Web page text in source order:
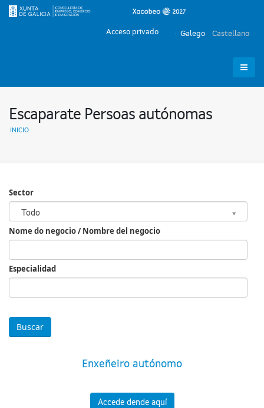
Galego Castellano
Acceso privado
Escaparate Persoas autónomas
INICIO
Sector
Todo
Sector
Nome do negocio / Nombre del negocio
Especialidad
Enxeñeiro autónomo
Accede dende aquí